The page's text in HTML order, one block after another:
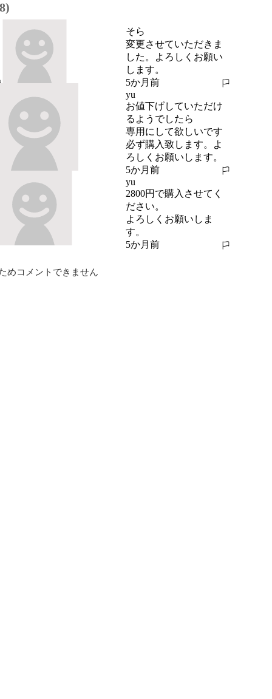
そら
変更させていただきま
した。よろしくお願い
します。
5か月前
報告する
yu
お値下げしていただけ
るようでしたら
専用にして欲しいです
必ず購入致します。よ
ろしくお願いします。
5か月前
報告する
yu
2800円で購入させてく
ださい。
よろしくお願いしま
す。
5か月前
報告する
めコメントできません